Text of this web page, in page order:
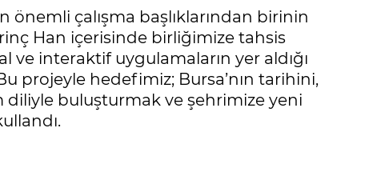
çalışma başlıklarından birinin
Han içerisinde birliğimize tahsis
ve interaktif uygulamaların yer aldığı
projeyle hedefimiz; Bursa’nın tarihini,
buluşturmak ve şehrimize yeni